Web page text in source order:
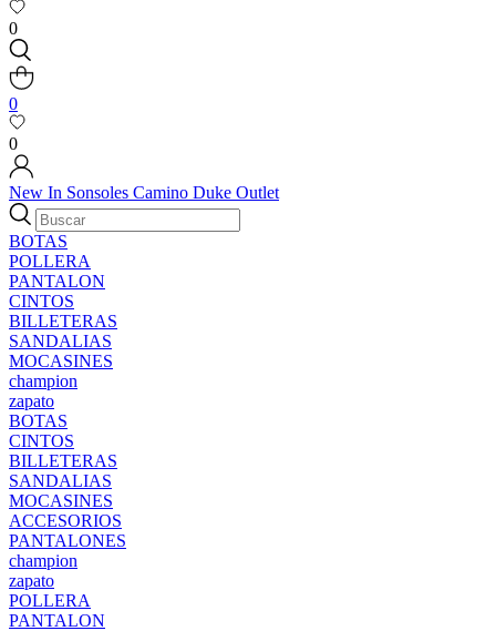
0
0
0
New In Sonsoles Camino Duke Outlet
BOTAS
POLLERA
PANTALON
CINTOS
BILLETERAS
SANDALIAS
MOCASINES
champion
zapato
BOTAS
CINTOS
BILLETERAS
SANDALIAS
MOCASINES
ACCESORIOS
PANTALONES
champion
zapato
POLLERA
PANTALON